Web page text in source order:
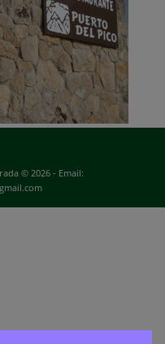
© 2026 - Email: